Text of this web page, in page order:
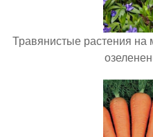
Травянистые растения на